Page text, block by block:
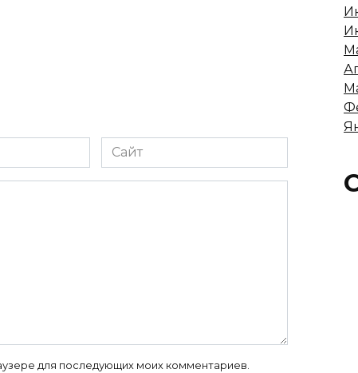
Сайт
для последующих моих комментариев.